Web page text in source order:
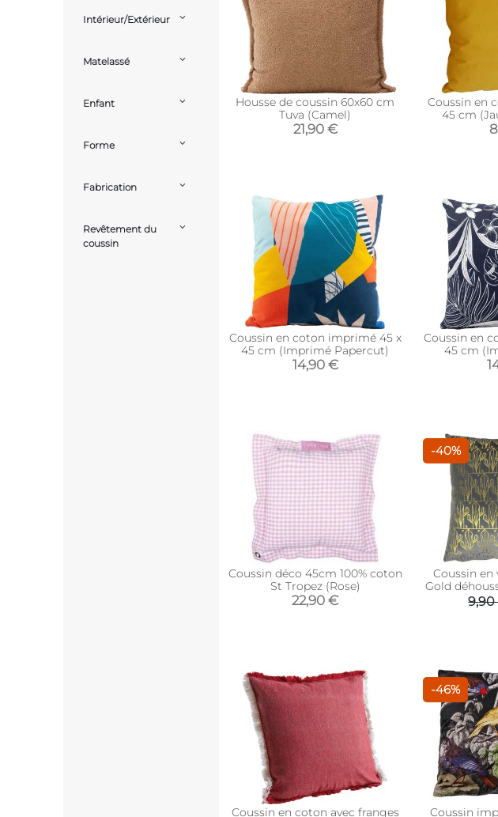
Intérieur/Extérieur
Matelassé
Enfant
Forme
Fabrication
Revêtement du
coussin
Housse de coussin 60x60 cm
Tuva (Camel)
21,90 €
Coussin en
45 cm
Coussin en coton imprimé 45 x
45 cm (Imprimé Papercut)
14,90 €
Coussin en
45 cm
Coussin déco 45cm 100% coton
St Tropez (Rose)
22,90 €
-40%
Coussin
Gold
Coussin en coton avec franges
-46%
Coussin